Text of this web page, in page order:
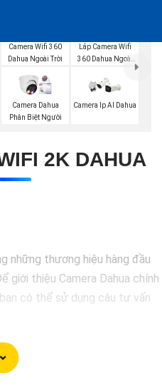
Camera Wifi 360
Dahua Ngoài Trời
Lắp Camera Wifi
360 Dahua Ngoài
Camera Dahua
Phân Biệt Người
Camera Ip AI Dahua
2K DAHUA
những thương hiệu hàng đầu
giới thiệu Camera Dahua chính
có thể sử dụng câu tư vấn
và tính năng an ninh hiện
mọi nhu cầu giám sát của